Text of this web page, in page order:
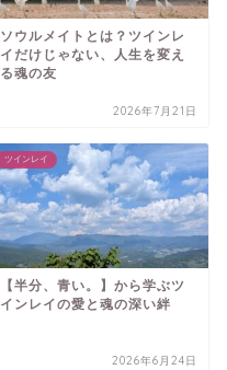
ソウルメイトとは？ツインレ
イだけじゃない、人生を変え
る魂の友
2026年7月21日
ツインレイ
【半分、青い。】から学ぶツ
インレイの愛と魂の深い絆
2026年6月24日